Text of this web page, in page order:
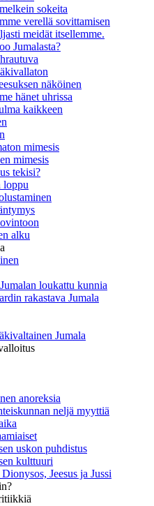
sokeita
verellä sovittamisen
meidät itsellemme.
Jumalasta?
näköinen
hänet uhrissa
kaikkeen
mimesis
mimesis
tekisi?
loppu
alku
loukattu kunnia
rakastava Jumala
Jumala
anoreksia
neljä myyttiä
uskon puhdistus
kulttuuri
Jeesus ja Jussi